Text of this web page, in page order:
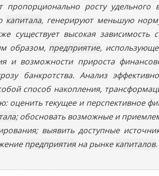
росту удельного
капитала, генерируют меньшую
существует высокая зависимость
образом, предприятие,
и возможности прироста
банкротства. Анализ
способ накопления,
оценить текущее и перспективное
; обосновать возможные и
выявить доступные
предприятияна рынкекапиталов.